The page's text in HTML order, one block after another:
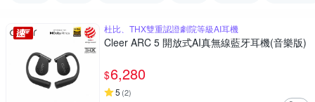
杜比、THX雙重認證劇院等級AI耳機
Cleer ARC 5 開放式AI真無線藍牙耳機(音樂版)
$6,280
5 (2)